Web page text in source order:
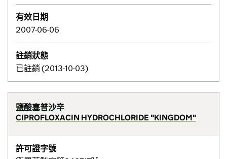
有效日期
2007-06-06
註銷狀態
已註銷 (2013-10-03)
鹽酸塞普沙辛
CIPROFLOXACIN HYDROCHLORIDE "KINGDOM"
許可證字號